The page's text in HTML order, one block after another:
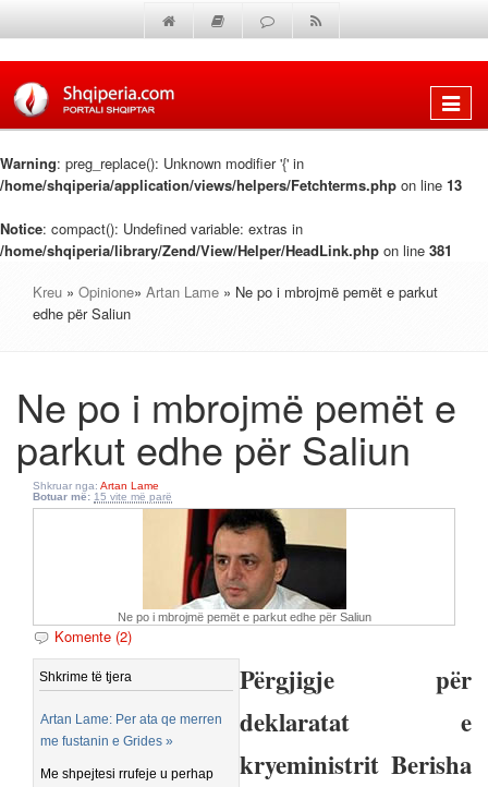
Shfaq
Warning: preg_replace(): Unknown modifier '{' in
/home/shqiperia/application/views/helpers/Fetchterms.php on line 13
Notice: compact(): Undefined variable: extras in
/home/shqiperia/library/Zend/View/Helper/HeadLink.php on line 381
Kreu » Opinione» Artan Lame » Ne po i mbrojmë pemët e parkut
edhe për Saliun
Ne po i mbrojmë pemët e
parkut edhe për Saliun
Shkruar nga: Artan Lame
Botuar më: 15 vite më parë
Ne po i mbrojmë pemët e parkut edhe për Saliun
Komente (2)
Shkrime të tjera
Artan Lame: Per ata qe merren
me fustanin e Grides »
Me shpejtesi rrufeje u perhap
Përgjigje për
deklaratat e
kryeministrit Berisha